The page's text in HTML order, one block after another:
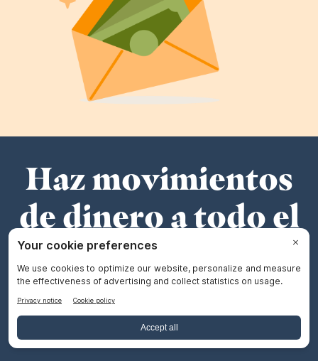
Haz movimientos
de dinero a todo el
mundo con nuestra
app
Descarga la aplicación: